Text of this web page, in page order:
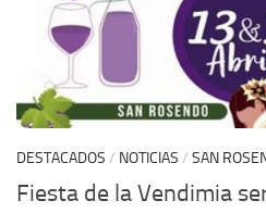
DESTACADOS / NOTICIAS / SAN
Fiesta de la Vendimia